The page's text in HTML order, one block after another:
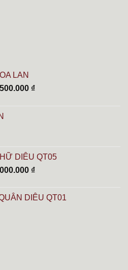
LAN
₫.
₫Giá
DIÊU QT05
₫.
₫Giá
tại
là:
DIÊU QT01